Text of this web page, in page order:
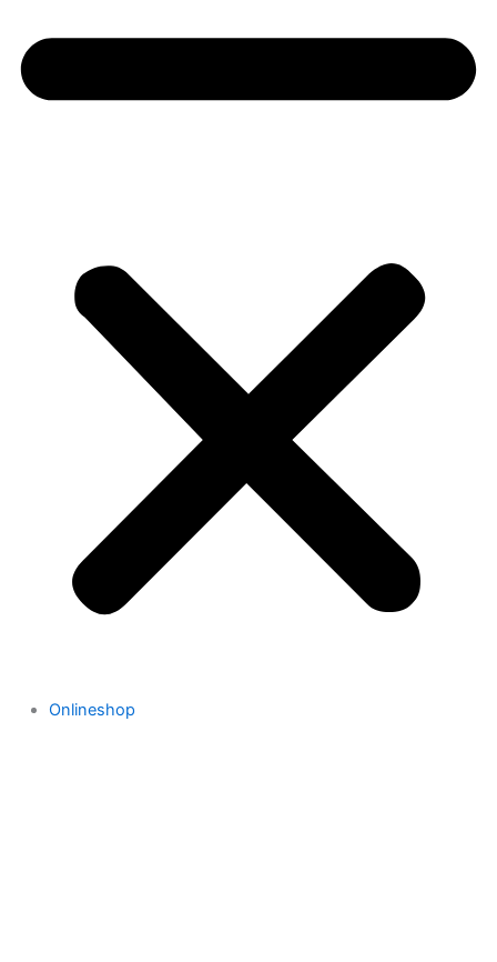
Onlineshop